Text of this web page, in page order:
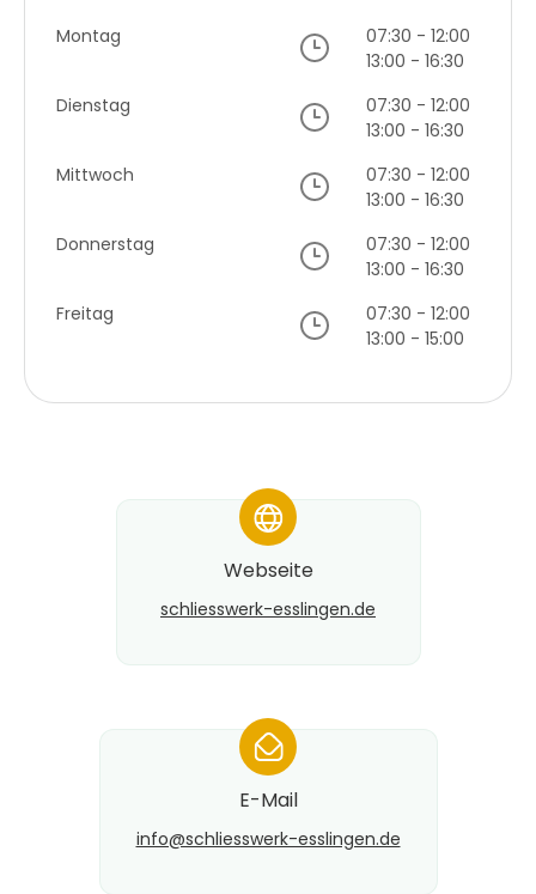
Montag
07:30 - 12:00
13:00 - 16:30
Dienstag
07:30 - 12:00
13:00 - 16:30
Mittwoch
07:30 - 12:00
13:00 - 16:30
Donnerstag
07:30 - 12:00
13:00 - 16:30
Freitag
07:30 - 12:00
13:00 - 15:00
*
Webseite
schliesswerk-esslingen.de
*
E-Mail
info@​schliesswerk-esslingen.de